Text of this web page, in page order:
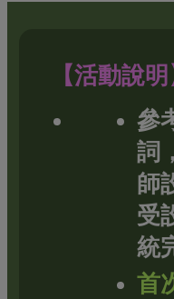
【活動說明
參
詞
師
受
統
首